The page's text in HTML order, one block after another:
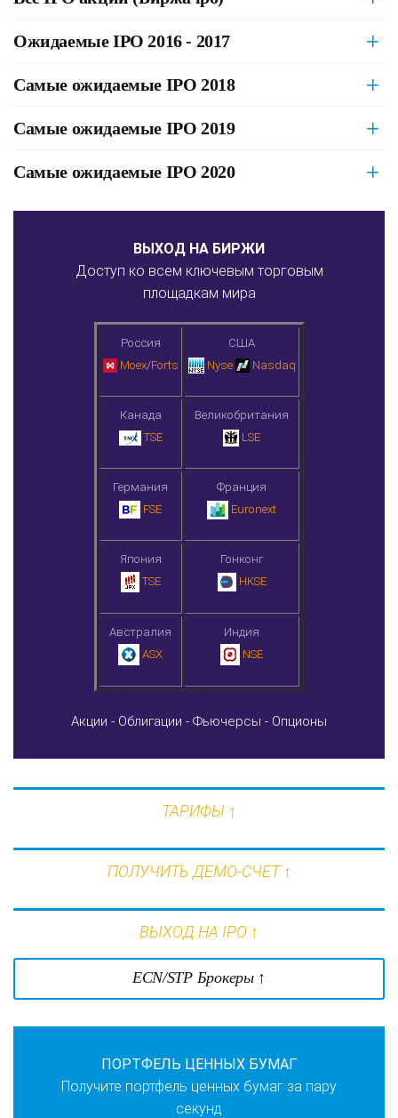
Ожидаемые IPO 2016 - 2017
Самые ожидаемые IPO 2018
Самые ожидаемые IPO 2019
Самые ожидаемые IPO 2020
ВЫХОД НА БИРЖИ
Доступ ко всем ключевым торговым
площадкам мира
Россия
Moex/Forts
США
Nyse
Nasdaq
Канада
TSE
Великобритания
LSE
Германия
FSE
Франция
Euronext
Япония
TSE
Гонконг
HKSE
Австралия
ASX
Индия
NSE
Акции - Облигации - Фьючерсы - Опционы
ТАРИФЫ ↑
ПОЛУЧИТЬ ДЕМО-СЧЕТ ↑
ВЫХОД НА IPO ↑
ECN/STP Брокеры ↑
ПОРТФЕЛЬ ЦЕННЫХ БУМАГ
Получите портфель ценных бумаг за пару
секунд